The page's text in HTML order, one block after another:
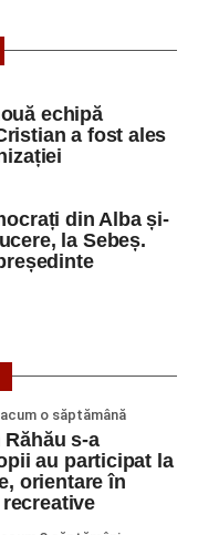
echipă
a fost ales
din Alba și-
la Sebeș.
acum o săptămână
s-a
au participat la
orientare în